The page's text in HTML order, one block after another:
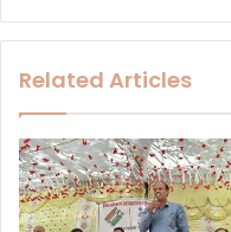
Related Articles